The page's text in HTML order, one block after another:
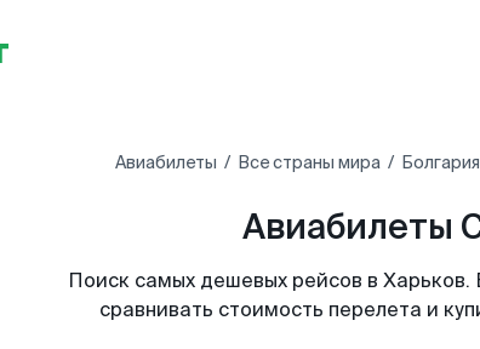
Авиабилеты Все страны мира Болгария
Авиабилеты
Поиск самых дешевых рейсов в
сравнивать стоимость перелета и